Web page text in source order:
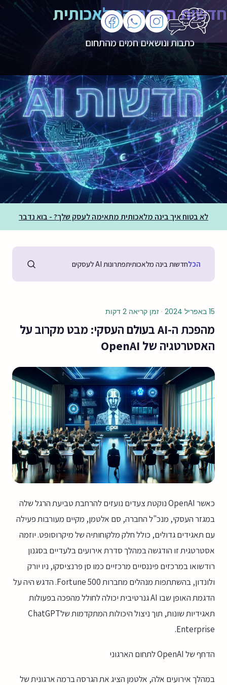
חדשות הבינה המלאכותית
כתבות ונושאים חמים מהתחום
לא בטוח איך בינה מלאכותית מתאימה לעסק שלך? - בוא נדבר
הכלחדשות בינה מלאכותיתפתרונות AI לעסקים
15 באפריל 2024 · זמן קריאה 2 דקות
מהפכת ה-AI בעולם העסקי: מבט מקרוב על
האסטרטגיה של OpenAI
כאשר OpenAI נוקטת צעדים נועזים להרחבת טביעת הרגל שלה
במגזר העסקי, מנכ"ל החברה, סם אלטמן, מקיים מעורבות פעילה
עם תאגידים גדולים, כולל חלק מלקוחותיה של מיקרוסופט. יוזמה
אסטרטגית זו הודגשה במהלך סדרת אירועים בלעדיים בסגנון
רודשואו במרכזים פיננסיים מרכזיים כמו סן פרנציסקו, ניו יורק
ולונדון, בהשתתפות מנהלים מחברות Fortune 500. הדגש היה על
הדגמת האופן שבו AI גנרטיבית יכולה לחולל מהפכה בפעולות
תאגידיות שונות, תוך ניצול היכולות המתקדמות שלChatGPT
Enterprise.
הדחף של OpenAI לתחום הארגוני
במהלך אירועים אלה, אלטמן הציג את הגרסה ברמה ארגונית של